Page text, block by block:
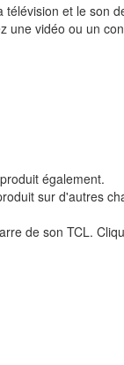
et le son
vidéo ou un
également.
sur d'autres
de son TCL.